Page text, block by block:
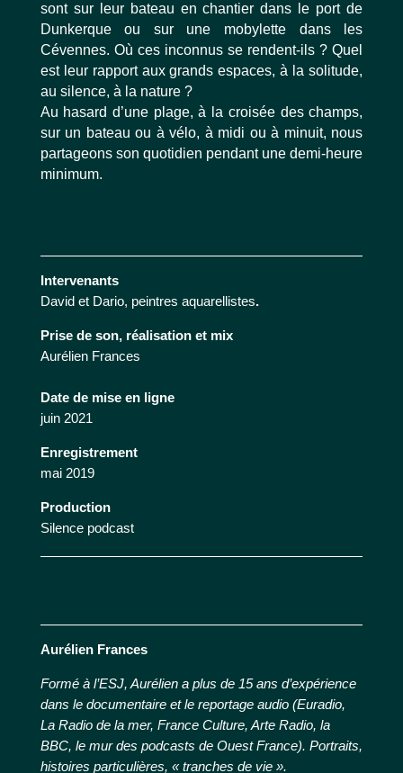
sont sur leur bateau en chantier dans le port de
Dunkerque ou sur une mobylette dans les
Cévennes. Où ces inconnus se rendent-ils ? Quel
est leur rapport aux grands espaces, à la solitude,
au silence, à la nature ?
Au hasard d’une plage, à la croisée des champs,
sur un bateau ou à vélo, à midi ou à minuit, nous
partageons son quotidien pendant une demi-heure
minimum.
Intervenants
David et Dario, peintres aquarellistes.
Prise de son, réalisation et mix
Aurélien Frances
Date de mise en ligne
juin 2021
Enregistrement
mai 2019
Production
Silence podcast
Aurélien Frances
Formé à l’ESJ, Aurélien a plus de 15 ans d’expérience
dans le documentaire et le reportage audio (Euradio,
La Radio de la mer, France Culture, Arte Radio, la
BBC, le mur des podcasts de Ouest France). Portraits,
histoires particulières, « tranches de vie ».